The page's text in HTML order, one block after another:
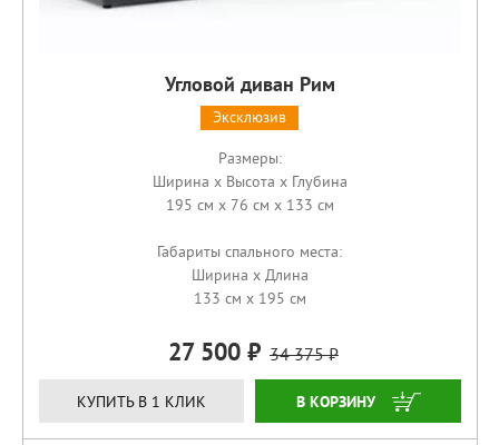
Угловой диван Рим
Эксклюзив
Размеры:
Ширина x Высота x Глубина
195 см x 76 см x 133 см
Габариты спального места:
Ширина x Длина
133 см x 195 см
27 500 34 375
КУПИТЬ В 1 КЛИК ЗАКАЗАТЬ